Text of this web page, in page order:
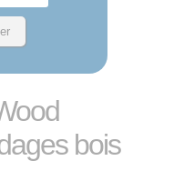
bois